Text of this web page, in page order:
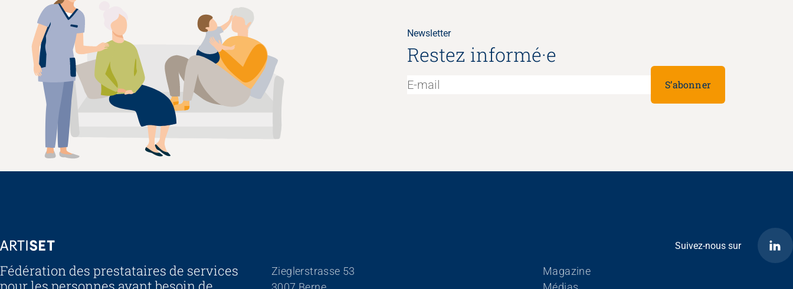
Newsletter
Restez informé·e
S’abonner
ARTISET Suivez-nous sur
Fédération des prestataires de services
Zieglerstrasse 53
Aller au contenu
Magazine